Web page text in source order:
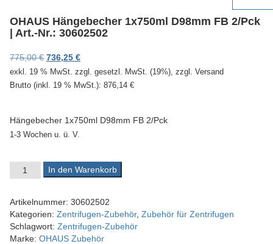
g
OHAUS Hängebecher 1x750ml D98mm FB 2/Pck
| Art.-Nr.: 30602502
775,00€ Ursprünglicher Preis war: 775,00 €
736,25 €Aktueller Preis ist: 736,25 €.
exkl. 19 % MwSt. zzgl. gesetzl. MwSt. (19%), zzgl. Versand
Brutto (inkl. 19 % MwSt.): 876,14 €
Hängebecher 1x750ml D98mm FB 2/Pck
1-3 Wochen u. ü. V.
OHAUS Hängebecher 1x750ml D98mm FB 2/Pck | Art.-Nr.:
In den Warenkorb
Artikelnummer: 30602502
Kategorien: Zentrifugen-Zubehör, Zubehör für Zentrifugen
Schlagwort: Zentrifugen-Zubehör
Marke: OHAUS Zubehör